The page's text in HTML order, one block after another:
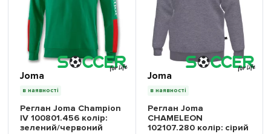
Joma
в наявності
Реглан Joma Champion
IV 100801.456 колір:
зелений/червоний
Joma
в наявності
Реглан Joma
CHAMELEON
102107.280 колір: сірий